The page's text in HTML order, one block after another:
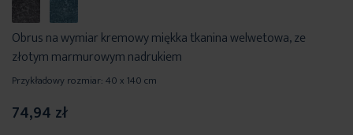
Obrus na wymiar kremowy miękka tkanina welwetowa, ze
złotym marmurowym nadrukiem
Przykładowy rozmiar: 40 x 140 cm
74,94 zł